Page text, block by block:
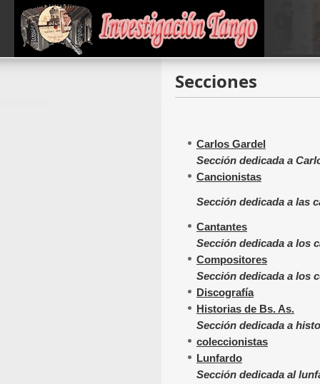
Secciones
Carlos Gardel
Sección dedicada a
Cancionistas
Sección dedicada a las
Cantantes
Sección dedicada a los
Compositores
Sección dedicada a los
Discografía
Historias de Bs. As.
Sección dedicada a
coleccionistas
Lunfardo
Sección dedicada al